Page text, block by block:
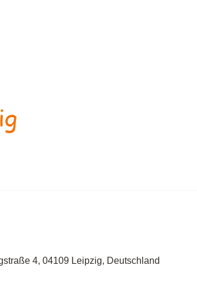
4, 04109 Leipzig, Deutschland